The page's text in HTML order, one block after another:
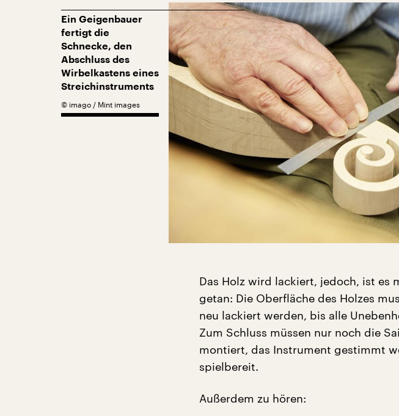
Ein Geigenbauer
fertigt die
Schnecke, den
Abschluss des
Wirbelkastens eines
Streichinstruments
© imago / Mint images
Das Holz wird lackiert, jedoch, ist es
getan: Die Oberfläche des Holzes
neu lackiert werden, bis alle
Zum Schluss müssen nur noch die
montiert, das Instrument gestimmt
spielbereit.
Außerdem zu hören: